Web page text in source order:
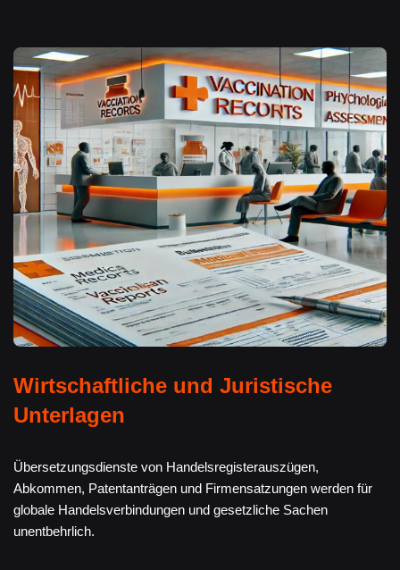
Wirtschaftliche und Juristische
Unterlagen
Übersetzungsdienste von Handelsregisterauszügen,
Abkommen, Patentanträgen und Firmensatzungen werden für
globale Handelsverbindungen und gesetzliche Sachen
unentbehrlich.